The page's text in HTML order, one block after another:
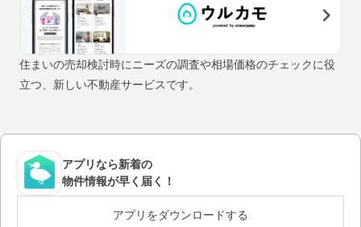
住まいの売却検討時にニーズの調査や相場価格のチェックに役
立つ、新しい不動産サービスです。
アプリなら新着の
物件情報が早く届く！
アプリをダウンロードする